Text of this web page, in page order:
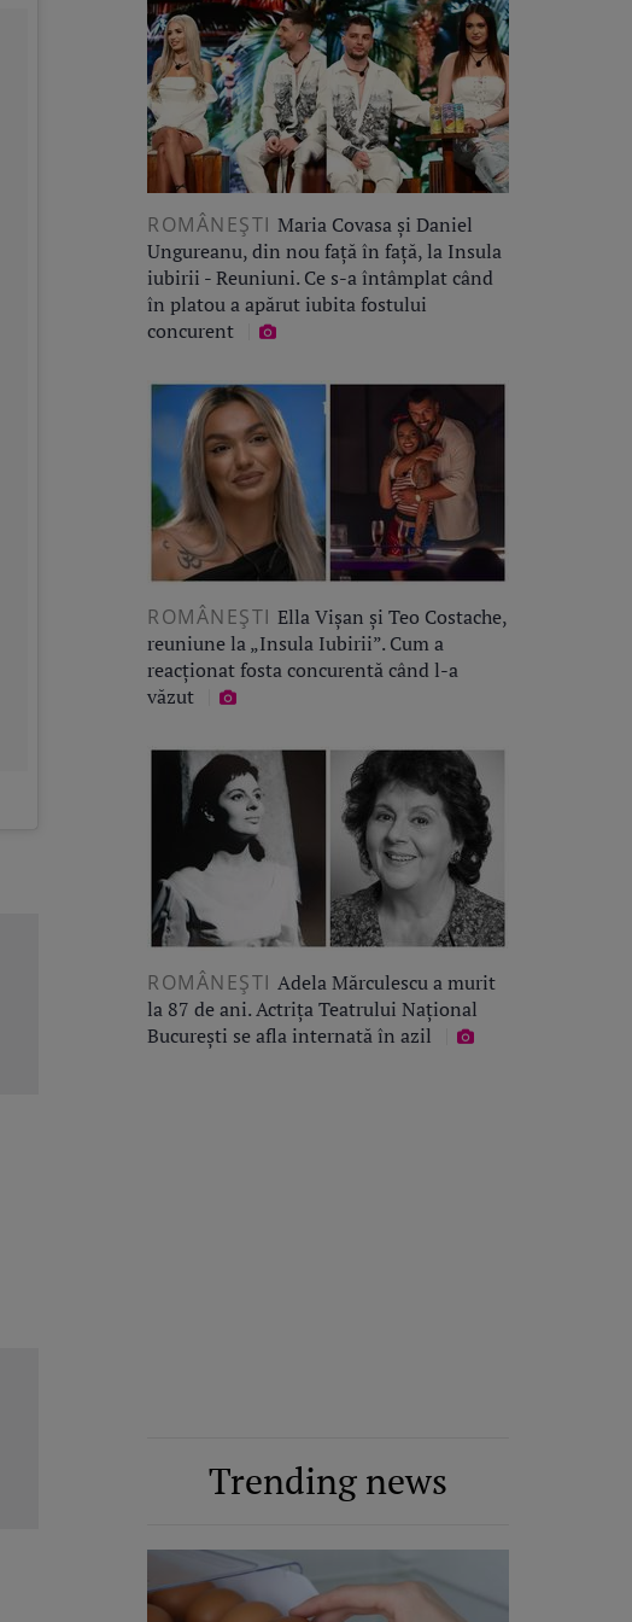
ROMÂNEŞTI Maria Covasa și Daniel
Ungureanu, din nou față în față, la Insula
iubirii - Reuniuni. Ce s-a întâmplat când
în platou a apărut iubita fostului
concurent
ROMÂNEŞTI Ella Vișan și Teo Costache,
reuniune la „Insula Iubirii”. Cum a
reacționat fosta concurentă când l-a
văzut
ROMÂNEŞTI Adela Mărculescu a murit
la 87 de ani. Actrița Teatrului Național
București se afla internată în azil
Trending news